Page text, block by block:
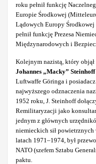
roku pełnił funkcję
Europie Środkowej
Lądowych Europy
pełnił funkcję Prezesa
Międzynarodowych i
Kolejnym nazistą, który
Johannes „Macky”
Luftwaffe Göringa i
najwyższego odznaczenia
1952 roku, J. Steinhoff
Remilitaryzacji jako
jednym z głównych
niemieckich sił
latach 1971–1974, był
NATO (szefem Sztabu
paktu.